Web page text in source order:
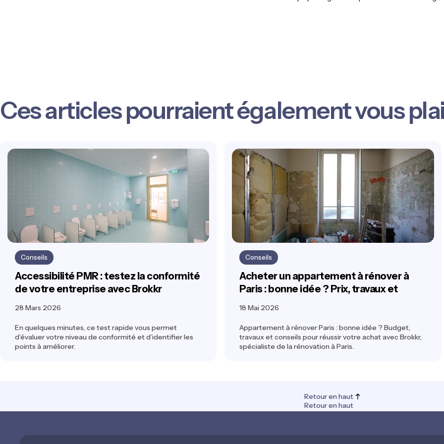
Ces articles pourraient également vous
Conseils
Accessibilité PMR : testez la conformité
de votre entreprise avec Brokkr
28 Mars 2026
En quelques minutes, ce test rapide vous permet
d’évaluer votre niveau de conformité et d’identifier les
points à améliorer.
Conseils
Acheter un appartement à rénover à
Paris : bonne idée ? Prix, travaux et
18 Mai 2026
Appartement à rénover Paris : bonne idée ? Budget,
travaux et conseils pour réussir votre achat avec Brokkr,
spécialiste de la rénovation à Paris.
Retour en haut
Retour en haut